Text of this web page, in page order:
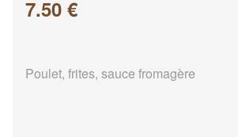
7.50 €
Poulet, frites, sauce fromagère